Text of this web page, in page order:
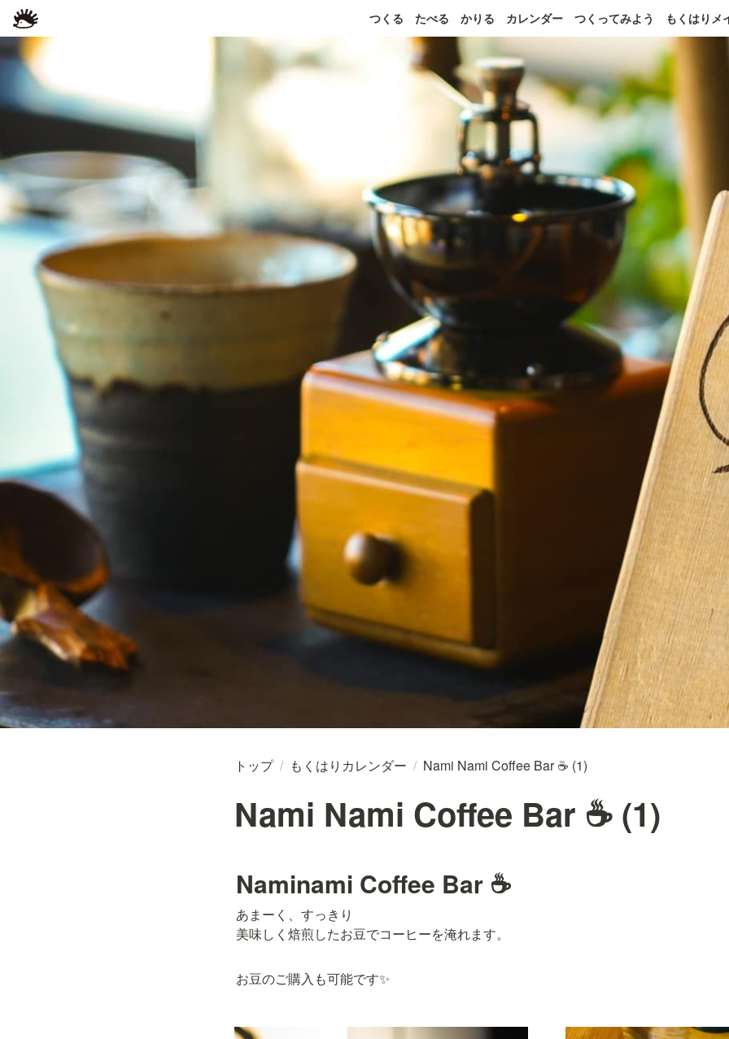
つくる たべる かりる カレンダー つくってみよう もくはりメ
トップ / もくはりカレンダー / Nami Nami Coffee Bar ☕ (1)
Nami Nami Coffee Bar ☕ (1)
Naminami Coffee Bar ☕
あまーく、すっきり
美味しく焙煎したお豆でコーヒーを淹れます。
お豆のご購入も可能です✨️